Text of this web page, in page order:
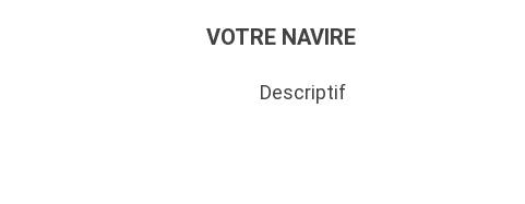
VOTRE NAVIRE
Descriptif